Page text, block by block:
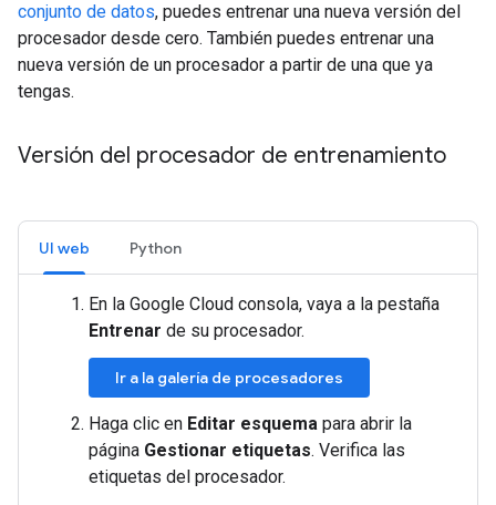
conjunto de datos, puedes entrenar una nueva versión del
procesador desde cero. También puedes entrenar una
nueva versión de un procesador a partir de una que ya
tengas.
Versión del procesador de entrenamiento
UI web Python
En la Google Cloud consola, vaya a la pestaña
Entrenar de su procesador.
Ir a la galería de procesadores
Haga clic en Editar esquema para abrir la
página Gestionar etiquetas. Verifica las
etiquetas del procesador.